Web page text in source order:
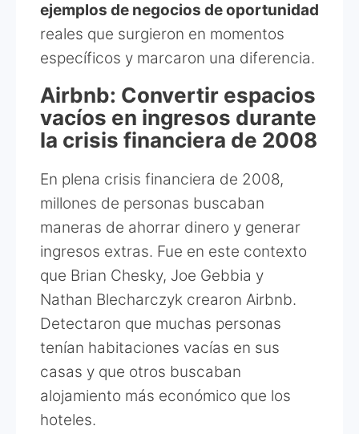
ejemplos de negocios de oportunidad
reales que surgieron en momentos
específicos y marcaron una diferencia.
Airbnb: Convertir espacios
vacíos en ingresos durante
la crisis financiera de 2008
En plena crisis financiera de 2008,
millones de personas buscaban
maneras de ahorrar dinero y generar
ingresos extras. Fue en este contexto
que Brian Chesky, Joe Gebbia y
Nathan Blecharczyk crearon Airbnb.
Detectaron que muchas personas
tenían habitaciones vacías en sus
casas y que otros buscaban
alojamiento más económico que los
hoteles.